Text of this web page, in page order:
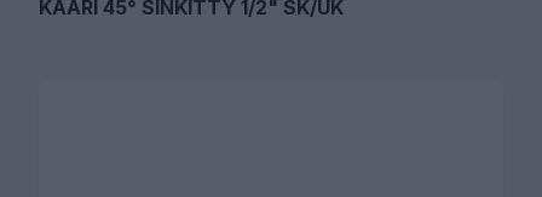
KAARI 45° SINKITTY 1/2" SK/UK